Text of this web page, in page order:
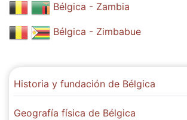
Bélgica - Zambia
Bélgica - Zimbabue
Historia y fundación de Bélgica
Geografía física de Bélgica